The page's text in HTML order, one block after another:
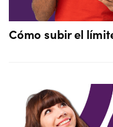
Cómo subir el